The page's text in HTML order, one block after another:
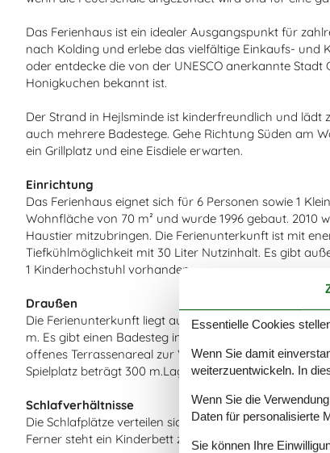
Das Ferienhaus ist ein idealer Ausgangspunkt für
nach Kolding und erlebe das vielfältige Einkaufs- und
oder entdecke die von der UNESCO anerkannte
Honigkuchen bekannt ist.
Der Strand in Hejlsminde ist kinderfreundlich und lädt
auch mehrere Badestege. Gehe Richtung Süden am
ein Grillplatz und eine Eisdiele erwarten.
Einrichtung
Das Ferienhaus eignet sich für 6 Personen sowie 1
Wohnfläche von 70 m² und wurde 1996 gebaut. 2010
Haustier mitzubringen. Die Ferienunterkunft ist mit
Tiefkühlmöglichkeit mit 30 Liter Nutzinhalt. Es gibt
1 Kinderhochstuhl vorhanden.
Draußen
Die Ferienunterkunft liegt auf einem 676 m² großen
m. Es gibt einen Badesteg in der Nähe. Die nächste
offenes Terrassenareal zur Verfügung. Außerdem
Spielplatz beträgt 300 m.Lagerfeuerstelle. Es steht
Schlafverhältnisse
Die Schlafplätze verteilen sich auf 3 Schlafräume. 4
Ferner steht ein Kinderbett zur Verfügung.
Essentielle Cookies
Wenn Sie damit
weiterzuentwickeln. In
Wenn Sie die
Daten für personalisierte
Sie können Ihre